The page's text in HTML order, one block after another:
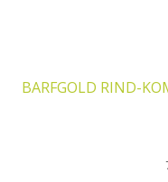
BARFGOLD RIND-